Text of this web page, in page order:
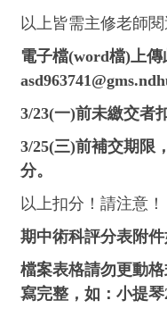
以上皆需主修老師
電子檔(word檔)上傳
3/23(一)前未繳交者
3/25(三)前補交期限
分。
以上扣分！請注意！
期中術科評分表附
檔案表格請勿更動
寫完整，如：小提琴